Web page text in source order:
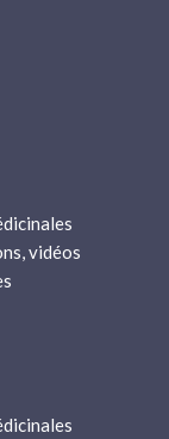
vidéos